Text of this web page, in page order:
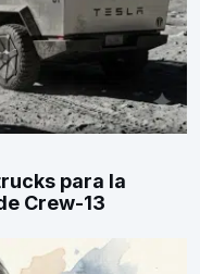
para la
Crew-13